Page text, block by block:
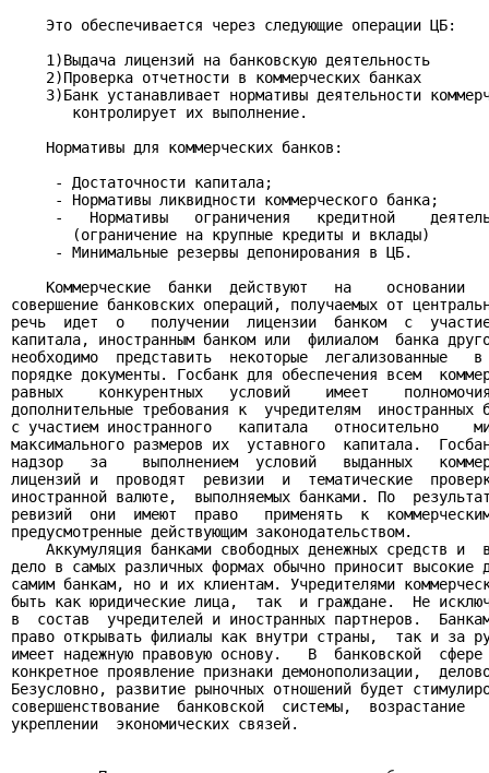
    Это обеспечивается через следующие операции ЦБ:
    1)Выдача лицензий на банковскую деятельность
    2)Проверка отчетности в коммерческих банках
3)Банк устанавливает нормативы деятельности
       контролирует их выполнение.
    Нормативы для коммерческих банков:
     - Достаточности капитала;
     - Нормативы ликвидности коммерческого банка;
-   Нормативы   ограничения   кредитной
       (ограничение на крупные кредиты и вклады)
     - Минимальные резервы депонирования в ЦБ.
Коммерческие  банки  действуют   на    основании
совершение банковских операций, получаемых от
речь  идет  о   получении  лицензии  банком  с
капитала, иностранным банком или  филиалом  банка
необходимо  представить  некоторые  легализованные
порядке документы. Госбанк для обеспечения всем
равных    конкурентных   условий    имеет
дополнительные требования к  учредителям  иностранных
с участием иностранного   капитала   относительно
максимального размеров их  уставного  капитала.
надзор   за    выполнением  условий   выданных
лицензий и  проводят  ревизии  и  тематические
иностранной валюте,  выполняемых банками. По
ревизий  они  имеют  право   применять  к
предусмотренные действующим законодательством.
Аккумуляция банками свободных денежных средств и
дело в самых различных формах обычно приносит высокие
самим банкам, но и их клиентам. Учредителями
быть как юридические лица,  так  и граждане.  Не
в  состав  учредителей и иностранных партнеров.
право открывать филиалы как внутри страны,  так и за
имеет надежную правовую основу.   В  банковской
конкретное проявление признаки демонополизации,
Безусловно, развитие рыночных отношений будет
совершенствование  банковской  системы,
укреплении  экономических связей.